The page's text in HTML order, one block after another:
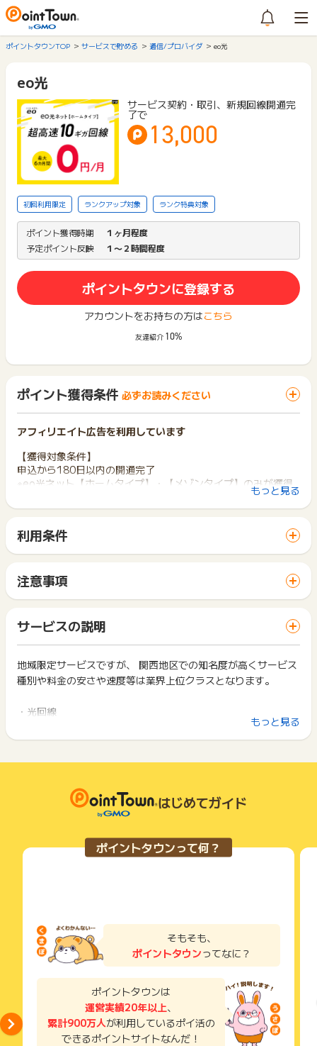
ポイントタウンTOP サービスで貯める 通信/プロバイダ eo光
eo光
サービス契約・取引、新規回線開通完
了で
13,000
初回利用限定 ランクアップ対象 ランク特典対象
ポイント獲得時期
１ヶ月程度
予定ポイント反映
１〜２時間程度
ポイントタウンに登録する
アカウントをお持ちの方はこちら
友達紹介 10%
ポイント獲得条件 必ずお読みください
アフィリエイト広告を利用しています
【獲得対象条件】
申込から180日以内の開通完了
※eo光ネット【ホームタイプ】・【メゾンタイプ】のみが獲得
アプリ内ブラウザでLPに遷移し、支払方法「口座振替」を選択
め、予めご了承くださいませ。
（遷移元がアプリでも、別途WEBブラウザが立ち上がりLPへ遷
【獲得対象外条件】
・虚偽いたずら、工事完了されない場合
・光回線既存ユーザーのプラン追加申込
・電話相談予約からの申込
・解約後の再開通
・EO電気のみの申込
・1世帯2回以上の申込
・紹介コード経由での申込
・シンプルプランのお申込み
・mineoユーザー限定キャッシュバックキャンペーン を併用
をした場合
【お問い合わせについて】
調査必要項目：受付番号（申込完了ページに表示）
※ポイントに関するお問い合わせは、
お問い合わせをした場合、ポイント獲得対象外となる場合がご
ざいます。
もっと見る
利用条件
サイトに移動してからお申し込みやお買い物が完了するまでの
間に、同じブラウザ（※）で他のサイトに移動した場合はポイン
ト獲得ができません。
「 サイトへ行ってポイントGET 」ボタンを押した時とサービ
ス・お買い物利用時で、デバイス・ブラウザが異なる場合はポ
イント獲得ができません。
2回以上同じお買い物・サービスをご利用される場合は、毎回
ポイントタウンに戻り、「 サイトへ行ってポイントGET 」ボ
下記の事項に該当する場合、広告主側で対象外とみなし、「獲
い物を複数回ご利用された場合
て一度でも同サービス・お買い物を利用されたことがある場合
ご利用前には、Cookieの削除をおこなっていただくことを推奨
サービス・お買い物利用時にお電話など2つ以上の申し込み方
法がある場合、必ずサイト上のWEBフォームからお申し込みく
了などのメールは、ポイント獲得するまで必ず保管してくださ
獲得待ち・獲得失敗の状態でお問い合わせされる際に、該当の
メールを送っていただく場合がございます。
そのため、紛失・破棄された場合は対応いたしかねますので、
ご注意ください。
(※) SafariやChromeなどwebサイトを表示するアプリのこと
注意事項
一部のサービスにつきましては、1商品につき10円単位の金額
は切り捨てとなります。
ポイント獲得が1ポイント未満のものは切り捨てとなり、ポイ
ント履歴には記載されません。
原則として広告主側のポイント等を利用して支払われた金額分
につきましては、ポイントタウンのポイント獲得の対象には含
広告主が運営しているサービスの都合もしくは会員様の都合で
商品の交換や一部でもキャンセルされた場合、ポイントが無効
になる可能性もございます。
条件を達成しているかどうかは各広告主ではなく、代理店が行
っているため、広告主はポイントに関する詳細を把握しており
そのため、ポイントタウンのポイントに関するお問い合わせを
広告主様に直接行わないようお願いいたします。
サービスの説明
地域限定サービスですが、 関西地区での知名度が高くサービス
種別や料金の安さや速度等は業界上位クラスとなります。
・光回線
もっと見る
はじめてガイド
ポイントタウンって何？
そもそも、
ポイントタウンってなに？
ポイントタウンは
運営実績20年以上、
累計900万人が利用しているポイ活の
できるポイントサイトなんだ！